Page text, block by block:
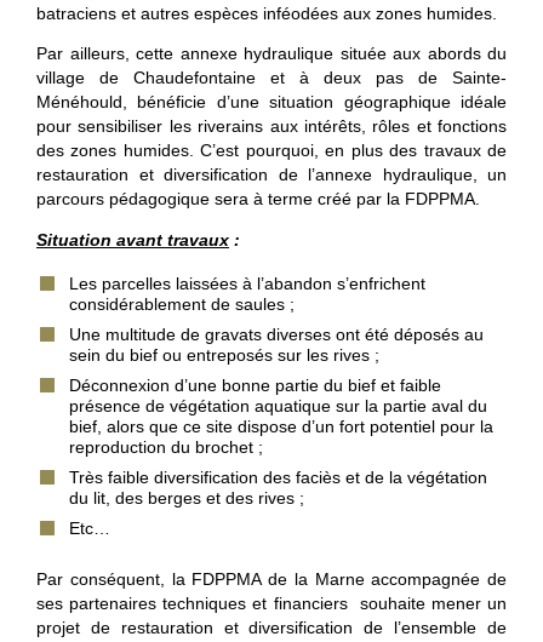
batraciens et autres espèces inféodées aux zones humides.
Par ailleurs, cette annexe hydraulique située aux abords du
village de Chaudefontaine et à deux pas de Sainte-
Ménéhould, bénéficie d’une situation géographique idéale
pour sensibiliser les riverains aux intérêts, rôles et fonctions
des zones humides. C’est pourquoi, en plus des travaux de
restauration et diversification de l’annexe hydraulique, un
parcours pédagogique sera à terme créé par la FDPPMA.
Situation avant travaux :
Les parcelles laissées à l’abandon s’enfrichent
considérablement de saules ;
Une multitude de gravats diverses ont été déposés au
sein du bief ou entreposés sur les rives ;
Déconnexion d’une bonne partie du bief et faible
présence de végétation aquatique sur la partie aval du
bief, alors que ce site dispose d’un fort potentiel pour la
reproduction du brochet ;
Très faible diversification des faciès et de la végétation
du lit, des berges et des rives ;
Etc…
Par conséquent, la FDPPMA de la Marne accompagnée de
ses partenaires techniques et financiers souhaite mener un
projet de restauration et diversification de l’ensemble de